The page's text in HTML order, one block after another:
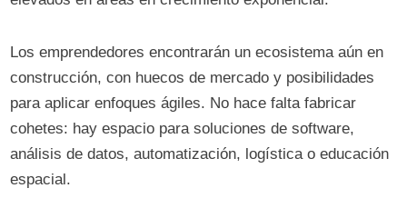
Los emprendedores encontrarán un ecosistema aún en
construcción, con huecos de mercado y posibilidades
para aplicar enfoques ágiles. No hace falta fabricar
cohetes: hay espacio para soluciones de software,
análisis de datos, automatización, logística o educación
espacial.